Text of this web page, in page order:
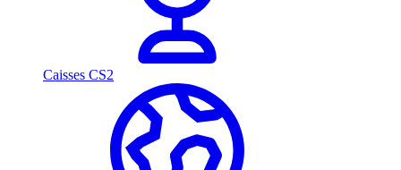
Caisses CS2